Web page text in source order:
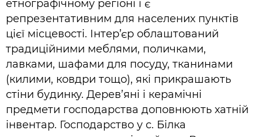
етнографічному регіоні і є
репрезентативним для населених пунктів
цієї місцевості. Інтер’єр облаштований
традиційними меблями, поличками,
лавками, шафами для посуду, тканинами
(килими, ковдри тощо), які прикрашають
стіни будинку. Дерев’яні і керамічні
предмети господарства доповнюють хатній
інвентар. Господарство у с. Білка